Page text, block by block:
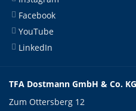
Facebook
YouTube
LinkedIn
TFA Dostmann GmbH & Co. KG
Zum Ottersberg 12